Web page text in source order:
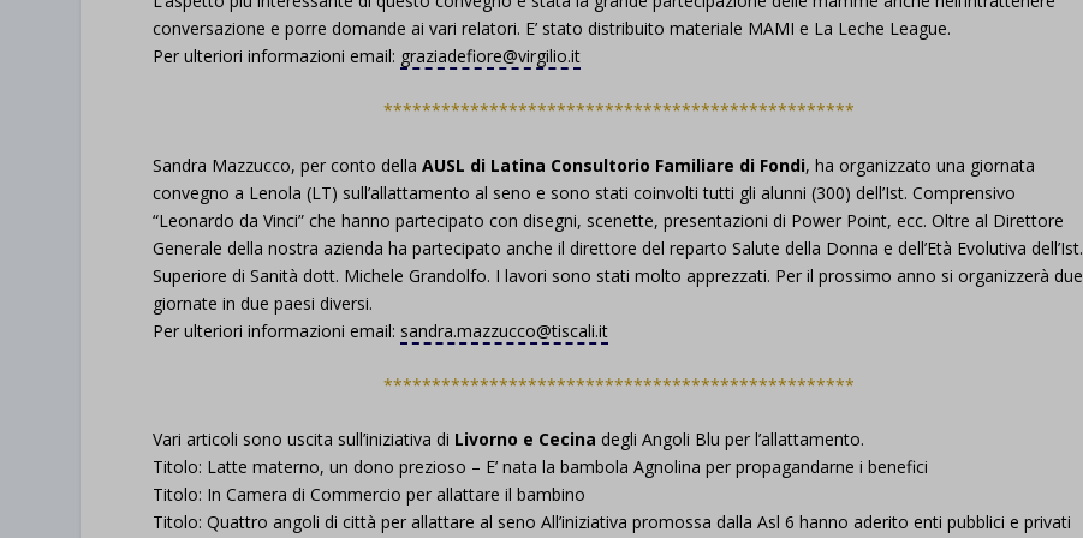
conversazione e porre domande ai vari relatori. E’ stato distribuito materiale MAMI e La Leche League.
Per ulteriori informazioni email: graziadefiore@virgilio.it
*************************************************
Sandra Mazzucco, per conto dellaAUSL di Latina Consultorio Familiare di Fondi, ha organizzato una giornata
convegno a Lenola (LT) sull’allattamento al seno e sono stati coinvolti tutti gli alunni (300) dell’Ist. Comprensivo
“Leonardo da Vinci” che hanno partecipato con disegni, scenette, presentazioni di Power Point, ecc. Oltre al Direttore
Generale della nostra azienda ha partecipato anche il direttore del reparto Salute della Donna e dell’Età Evolutiva dell’Ist.
Superiore di Sanità dott. Michele Grandolfo. I lavori sono stati molto apprezzati. Per il prossimo anno si organizzerà due
giornate in due paesi diversi.
Per ulteriori informazioni email: sandra.mazzucco@tiscali.it
*************************************************
Vari articoli sono uscita sull’iniziativa di Livorno e Cecina degli Angoli Blu per l’allattamento.
Titolo: Latte materno, un dono prezioso – E’ nata la bambola Agnolina per propagandarne i benefici
Titolo: In Camera di Commercio per allattare il bambino
Titolo: Quattro angoli di città per allattare al seno All’iniziativa promossa dalla Asl 6 hanno aderito enti pubblici e privati
et-saved-post*
wpc*